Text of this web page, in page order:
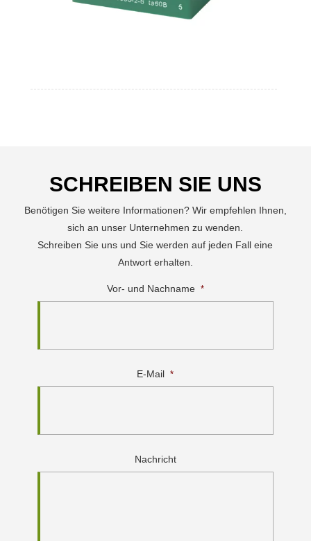
SCHREIBEN SIE UNS
Benötigen Sie weitere Informationen? Wir empfehlen Ihnen,
sich an unser Unternehmen zu wenden.
Schreiben Sie uns und Sie werden auf jeden Fall eine
Antwort erhalten.
Vor- und Nachname *
E-Mail *
Nachricht